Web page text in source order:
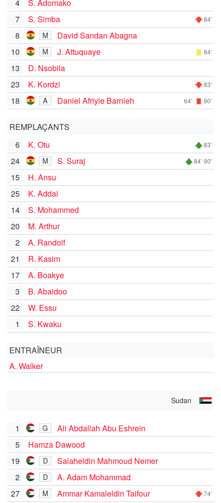
4
S. Adomako
7
S. Simba 84'
8 M
David Sandan Abagna
10
M J. Attuquaye 84'
13
D. Nsobila
23
K. Kordzi 83'
18 A Daniel Afriyie Barnieh 64' 90'
REMPLAÇANTS
6
K. Otu 83'
24 M S. Suraj 84' 90'
15
H. Ansu
25
K. Addai
14
S. Mohammed
20
M. Arthur
2
A. Randolf
21
R. Kasim
17
A. Boakye
3
B. Abaidoo
22
W. Essu
1
S. Kwaku
ENTRAÎNEUR
A. Walker
Sudan
1 G
Ali Abdallah Abu Eshrein
5
Hamza Dawood
19
D
Salaheldin Mahmoud Nemer
2
D
A. Adam Mohammad
27
M Ammar Kamaleldin Taifour 74'